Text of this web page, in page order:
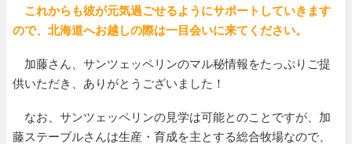
これからも彼が元気過ごせるようにサポートしていきます
ので、北海道へお越しの際は一目会いに来てください。
加藤さん、サンツェッペリンのマル秘情報をたっぷりご提
供いただき、ありがとうございました！
なお、サンツェッペリンの見学は可能とのことですが、加
藤ステーブルさんは生産・育成を主とする総合牧場なので、